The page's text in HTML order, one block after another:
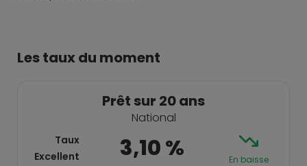
Les taux du moment
Prêt sur 20 ans
National
Taux
Excellent
3,10 % En baisse